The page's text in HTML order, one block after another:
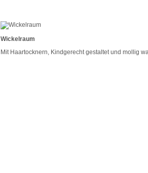
Wickelraum
Mit Haartocknern, Kindgerecht gestaltet und mollig